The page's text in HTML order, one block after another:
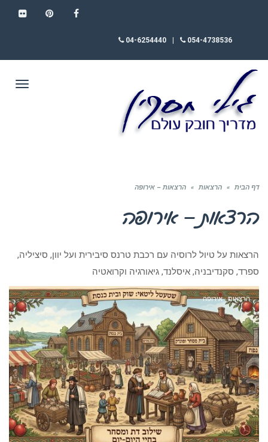
054-4738536
04-6254440
דף הבית » הרצאות » הרצאות – אירופה
הרצאות – אירופה
הרצאות על טיול לרוסיה עם רכבת טרנס סיבירית ועל יוון, סיציליה,
ספרד, סקנדיבניה, איסלנד, גיאורגיה וקרואטיה
הרצאות - אירופה